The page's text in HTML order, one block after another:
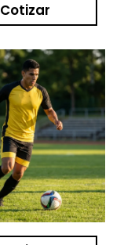
Cotizar